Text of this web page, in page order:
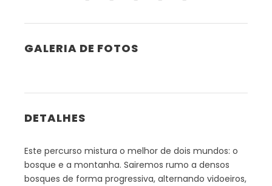
GALERIA DE FOTOS
DETALHES
Este percurso mistura o melhor de dois mundos: o
bosque e a montanha. Sairemos rumo a densos
bosques de forma progressiva, alternando vidoeiros,